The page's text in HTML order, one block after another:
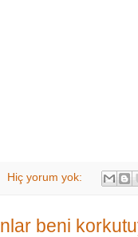
Hiç yorum yok:
beni